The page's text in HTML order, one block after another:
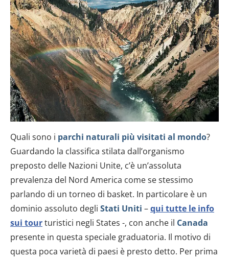
Quali sono i parchi naturali più visitati al mondo?
Guardando la classifica stilata dall’organismo
preposto delle Nazioni Unite, c’è un’assoluta
prevalenza del Nord America come se stessimo
parlando di un torneo di basket. In particolare è un
dominio assoluto degli Stati Uniti –qui tutte le info
sui tourturistici negli States -, con anche il Canada
presente in questa speciale graduatoria. Il motivo di
questa poca varietà di paesi è presto detto. Per prima